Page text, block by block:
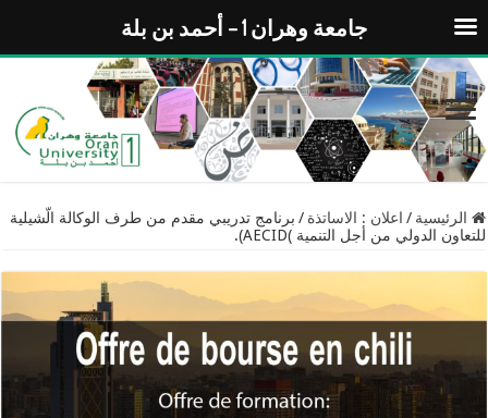
الرئيسية / اعلان : الاساتذة / برنامج تدريبي مقدم من طرف الوكالة الّشيلية
للتعاون الدولي من أجل التنمية )AECID).
جامعة وهران 1 – أحمد بن بلة